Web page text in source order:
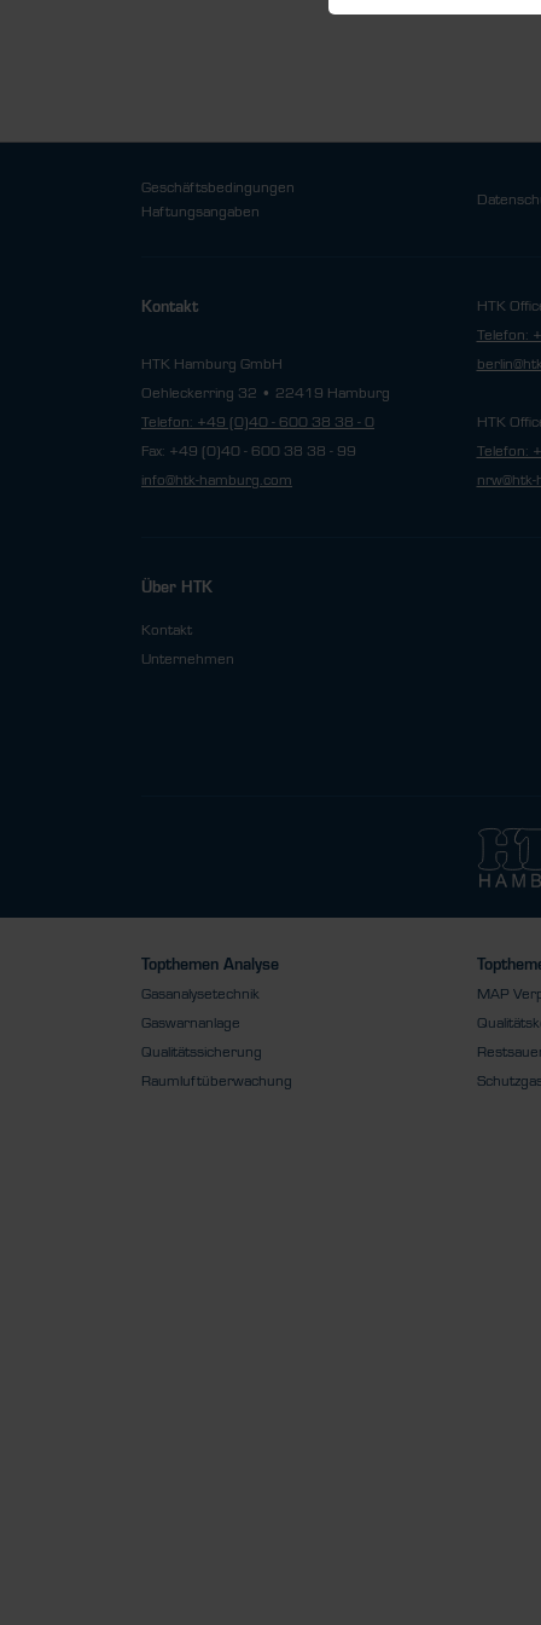
Geschäftsbedingungen
Haftungsangaben
Kontakt
HTK Hamburg GmbH
Oehleckerring 32 • 22419 Hamburg
Telefon: +49 (0)40 - 600 38 38 - 0
Fax: +49 (0)40 - 600 38 38 - 99
info@htk-hamburg.com
HTK
Telefon:
HTK
Telefon:
Über HTK
Kontakt
Unternehmen
Topthemen Analyse
Gasanalysetechnik
Gaswarnanlage
Qualitätssicherung
Raumluftüberwachung
MAP